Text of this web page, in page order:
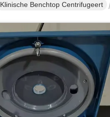
Klinische Benchtop Centrifugeert